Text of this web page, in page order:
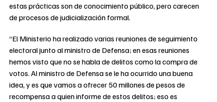
estas prácticas son de conocimiento público, pero carecen
de procesos de judicialización formal.
“El Ministerio ha realizado varias reuniones de seguimiento
electoral junto al ministro de Defensa; en esas reuniones
hemos visto que no se habla de delitos como la compra de
votos. Al ministro de Defensa se le ha ocurrido una buena
idea, y es que vamos a ofrecer 50 millones de pesos de
recompensa a quien informe de estos delitos; eso es